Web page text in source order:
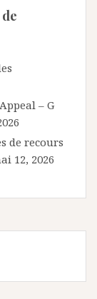
– G
de recours
12, 2026